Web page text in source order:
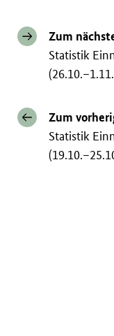
Zum
Statistik
Zum
Statistik